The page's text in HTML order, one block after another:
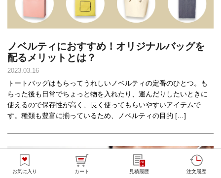
お気に入り カート 見積履歴 注文履歴
ノベルティにおすすめ！オリジナルバッグを
配るメリットとは？
2023.03.16
トートバッグはもらってうれしいノベルティの定番のひとつ。も
らった後も日常でちょっと物を入れたり、運んだりしたいときに
使えるので保存性が高く、長く使ってもらいやすいアイテムで
す。種類も豊富に揃っているため、ノベルティの目的 […]